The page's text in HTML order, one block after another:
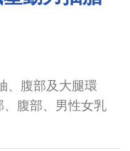
、腹部及大腿環
腹部、男性女乳